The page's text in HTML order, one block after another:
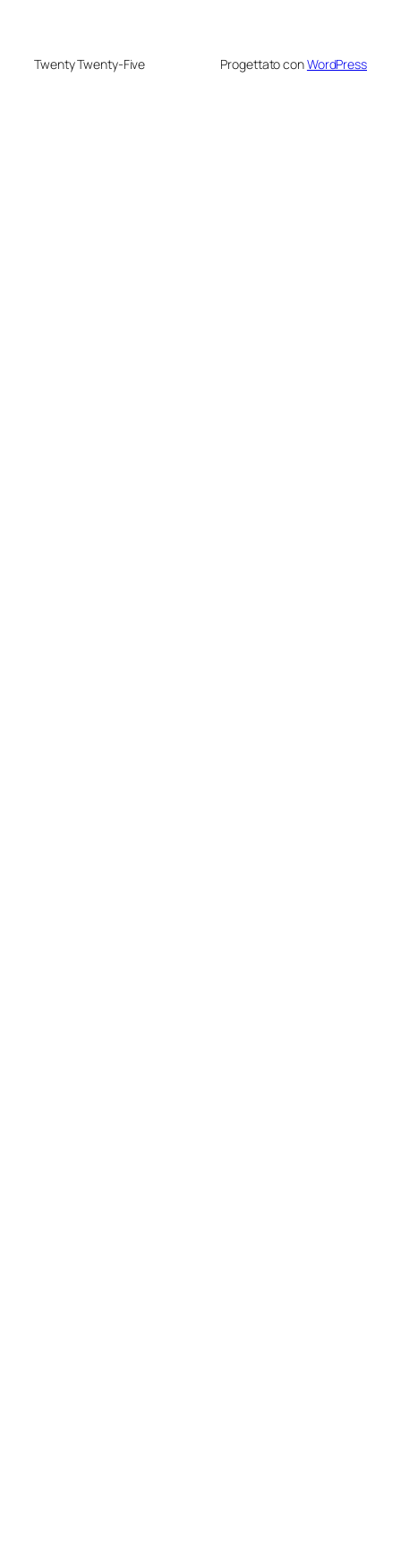
Twenty Twenty-Five Progettato conWordPress